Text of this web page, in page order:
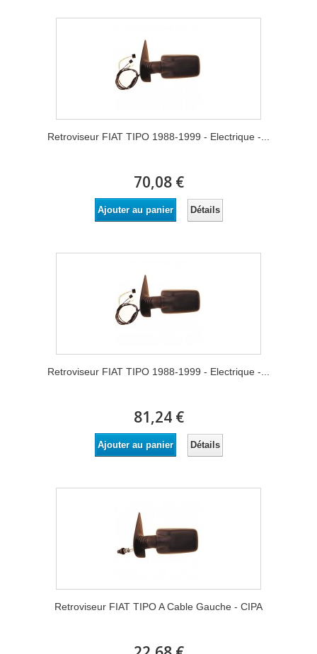
Retroviseur FIAT TIPO 1988-1999 - Electrique -...
70,08 €
Ajouter au panier Détails
Retroviseur FIAT TIPO 1988-1999 - Electrique -...
81,24 €
Ajouter au panier Détails
Retroviseur FIAT TIPO A Cable Gauche - CIPA